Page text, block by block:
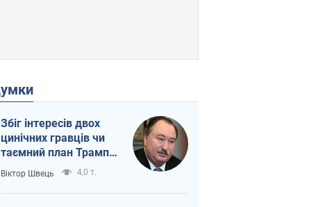
Думки
Збіг інтересів двох
цинічних гравців чи
таємний план Трампа
і Путіна?
Віктор Швець 4,0 т.